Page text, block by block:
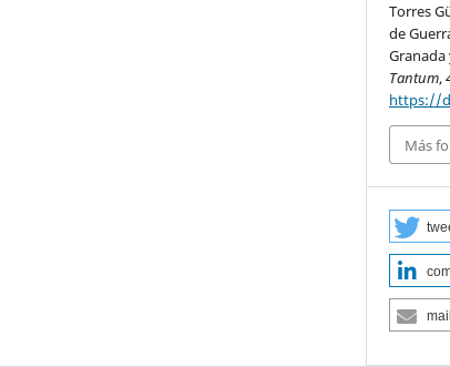
Torres
de
Granada
Tantum,
https://
Más
mail